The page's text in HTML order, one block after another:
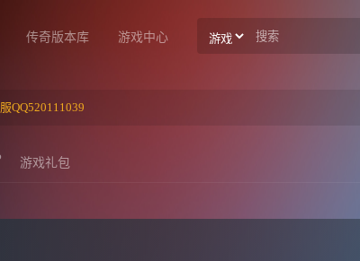
传奇版本库 游戏中心
QQ520111039
游戏礼包